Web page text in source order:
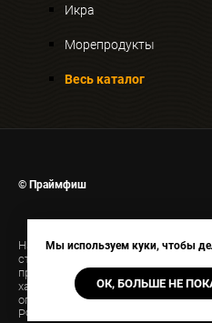
Икра
Морепродукты
Весь каталог
© Праймфиш
На странице указана
стоимости свяжитесь с нами
представленная на сайте
характер и ни при каких условиях
определяемой положениями
РФ.
Мы используем куки, чтобы
ОК, БОЛЬШЕ НЕ